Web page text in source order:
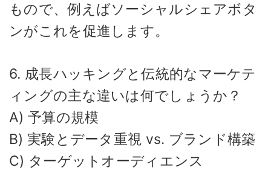
もので、例えばソーシャルシェアボタ
ンがこれを促進します。
6. 成長ハッキングと伝統的なマーケテ
ィングの主な違いは何でしょうか？
A) 予算の規模
B) 実験とデータ重視 vs. ブランド構築
C) ターゲットオーディエンス